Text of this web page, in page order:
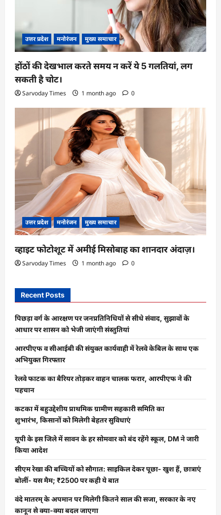
उत्तर प्रदेश मनोरंजन मुख्य समाचार
होंठों की देखभाल करते समय न करें ये 5 गलतियां, लग
सकती है चोट।
Sarvoday Times 1 month ago 0
उत्तर प्रदेश मनोरंजन मुख्य समाचार
व्हाइट फोटोशूट में अमीई मिसोबाह का शानदार अंदाज़।
Sarvoday Times 1 month ago 0
Recent Posts
पिछड़ा वर्ग के आरक्षण पर जनप्रतिनिधियों से सीधे संवाद, सुझावों के
आधार पर शासन को भेजी जाएंगी संस्तुतियां
आरपीएफ व सीआईबी की संयुक्त कार्यवाही में रेलवे केबिल के साथ एक
अभियुक्त गिरफ्तार
रेलवे फाटक का बैरियर तोड़कर वाहन चालक फरार, आरपीएफ ने की
पहचान
कटका में बहुउद्देशीय प्राथमिक ग्रामीण सहकारी समिति का
शुभारंभ, किसानों को मिलेगी बेहतर सुविधाएं
यूपी के इस जिले में सावन के हर सोमवार को बंद रहेंगे स्कूल, DM ने जारी
किया आदेश
सीएम रेखा की बच्चियों को सौगात: साइकिल देकर पूछा- खुश हैं, छात्राएं
बोलीं- यस मैम; ₹2500 पर कही ये बात
वंदे मातरम् के अपमान पर मिलेगी कितने साल की सजा, सरकार के नए
कानून से क्या-क्या बदल जाएगा